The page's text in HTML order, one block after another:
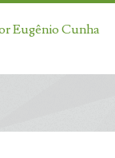
Eugênio Cunha